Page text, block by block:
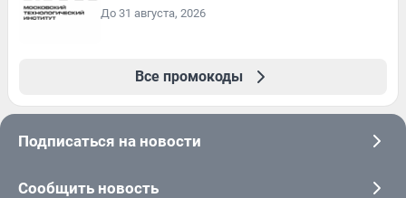
До 31 августа, 2026
Все промокоды
Подписаться на новости
Сообщить новость